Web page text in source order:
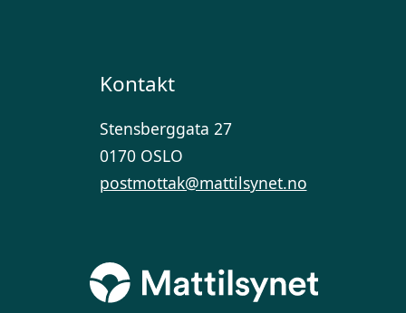
Kontakt
Stensberggata 27
0170 OSLO
postmottak@mattilsynet.no